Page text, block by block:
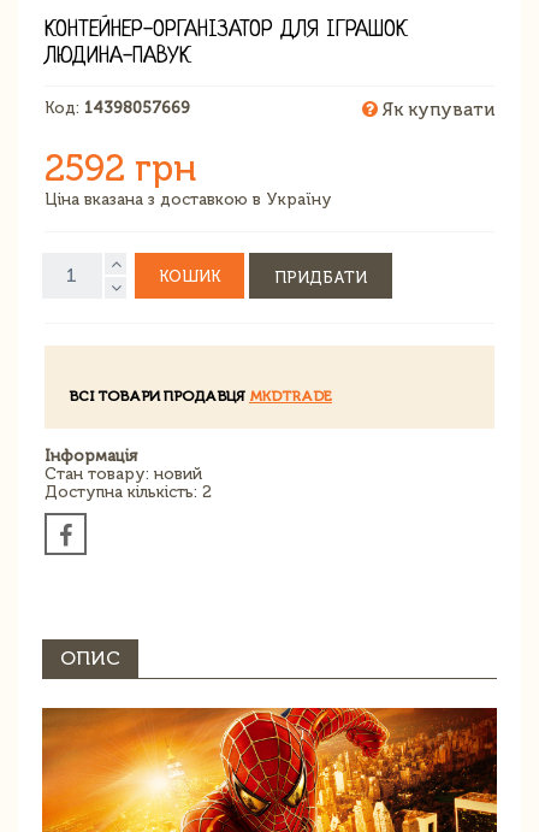
КОНТЕЙНЕР-ОРГАНІЗАТОР ДЛЯ ІГРАШОК
ЛЮДИНА-ПАВУК
Код: 14398057669 Як купувати
2592 грн
Ціна вказана з доставкою в Україну
КОШИК ПРИДБАТИ
ВСІ ТОВАРИ ПРОДАВЦЯ MKDTRADE
Інформація
Стан товару: новий
Доступна кількість: 2
ОПИС